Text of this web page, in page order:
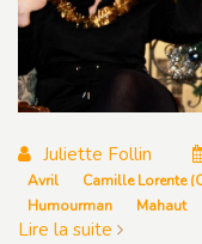
Juliette Follin
Avril Camille Lorente
Humourman
Mahaut
Lire la suite